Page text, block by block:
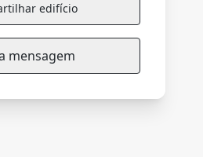
edifício
mensagem